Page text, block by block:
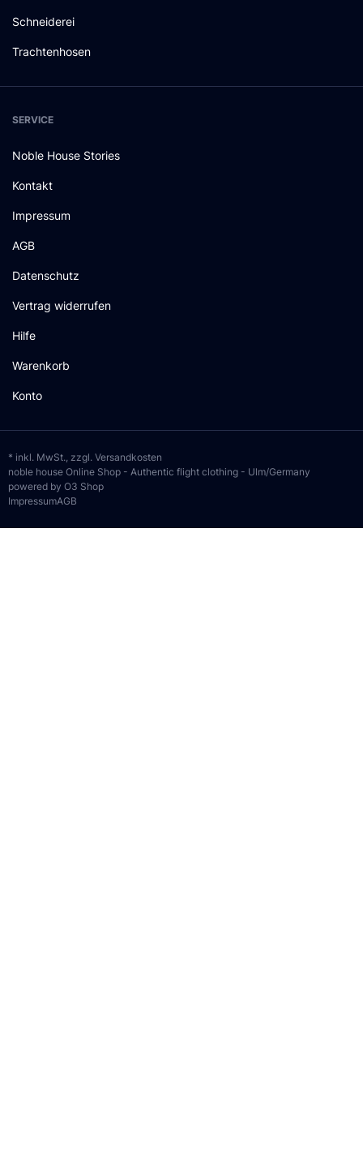
Schneiderei
Trachtenhosen
SERVICE
Noble House Stories
Kontakt
Impressum
AGB
Datenschutz
Vertrag widerrufen
Hilfe
Warenkorb
Konto
* inkl. MwSt., zzgl. Versandkosten
noble house Online Shop - Authentic flight clothing - Ulm/Germany
powered by O3 Shop
ImpressumAGB